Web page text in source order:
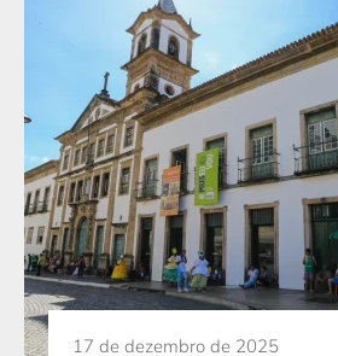
17 de dezembro de 2025
Click Interativo assina